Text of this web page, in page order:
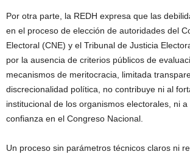
Por otra parte, la REDH expresa que las
en el proceso de elección de autoridades del
Electoral (CNE) y el Tribunal de Justicia
por la ausencia de criterios públicos de
mecanismos de meritocracia, limitada
discrecionalidad política, no contribuye ni al
institucional de los organismos electorales, ni
confianza en el Congreso Nacional.
Un proceso sin parámetros técnicos claros ni